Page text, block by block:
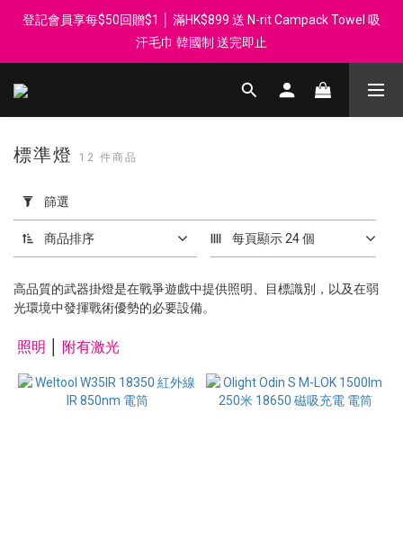
登記會員享每$50回贈$1 │ 滿HK$899 送 N-rit Campack Towel 吸
汗毛巾 韓國制 送完即止
登記會員享每$50回贈$1 │ 滿HK$899 送 N-rit Campack Towel 吸
汗毛巾 韓國制 送完即止
滿HK$60 郵局/智郵站 取件免運費 │ 滿HK$200 順豐門市/智能柜取
Whatsapp 98569349 │ 歡迎團體採購, 報價查詢, 接受採購卡
登記會員享每$50回贈$1 │ 滿HK$899 送 N-rit Campack Towel 吸
汗毛巾 韓國制 送完即止
用
篩
選
(0/20)
價格
~
標準燈 12 件商品
篩選
商品排序 每頁顯示 24 個
高品質的武器掛燈是在戰爭遊戲中提供照明、目標識別，以及在弱
光環境中發揮戰術優勢的必要設備。
照明 附有激光